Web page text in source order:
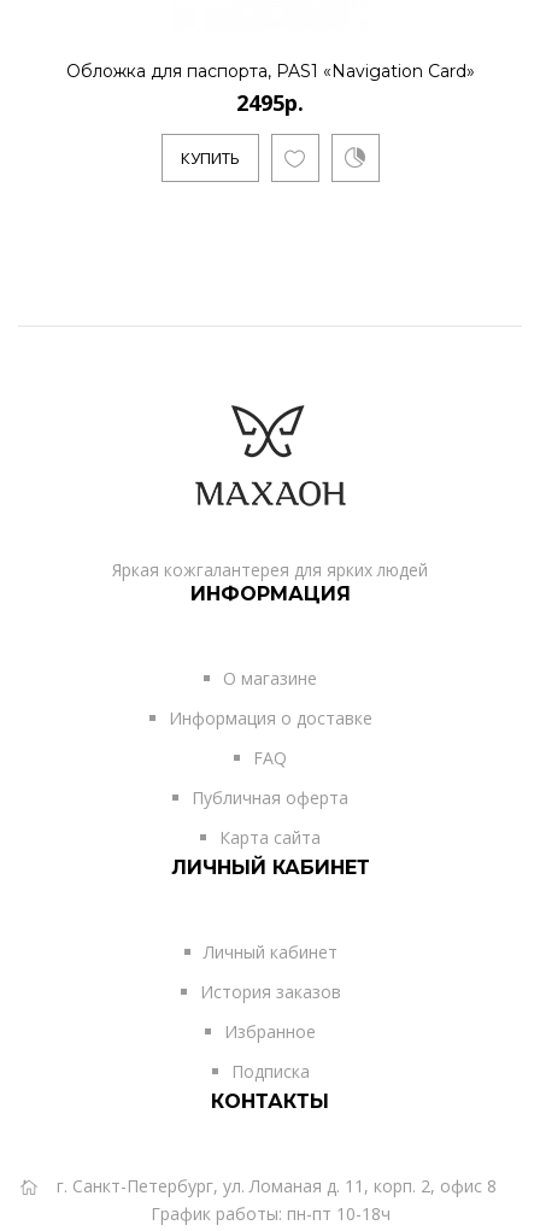
Обложка для паспорта, PAS1 «Navigation Card»
2495р.
КУПИТЬ
Яркая кожгалантерея для ярких людей
ИНФОРМАЦИЯ
О магазине
Информация о доставке
FAQ
Публичная оферта
Карта сайта
ЛИЧНЫЙ КАБИНЕТ
Личный кабинет
История заказов
Избранное
Подписка
КОНТАКТЫ
г. Санкт-Петербург, ул. Ломаная д. 11, корп. 2, офис 8
График работы: пн-пт 10-18ч